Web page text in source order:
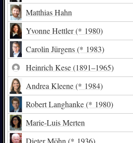
Matthias Hahn
Yvonne Hettler(* 1980)
Carolin Jürgens(* 1983)
Heinrich Kese(1891–1965)
Andrea Kleene(* 1984)
Robert Langhanke(* 1980)
Marie-Luis Merten